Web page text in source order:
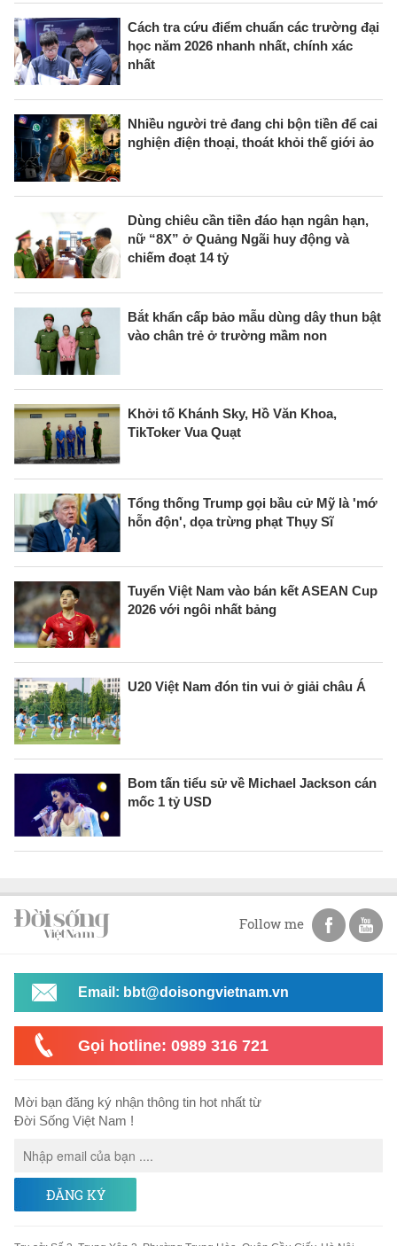
Cách tra cứu điểm chuẩn các trường đại
học năm 2026 nhanh nhất, chính xác
nhất
Nhiều người trẻ đang chi bộn tiền để cai
nghiện điện thoại, thoát khỏi thế giới ảo
Dùng chiêu cần tiền đáo hạn ngân hạn,
nữ “8X” ở Quảng Ngãi huy động và
chiếm đoạt 14 tỷ
Bắt khẩn cấp bảo mẫu dùng dây thun bật
vào chân trẻ ở trường mầm non
Khởi tố Khánh Sky, Hồ Văn Khoa,
TikToker Vua Quạt
Tổng thống Trump gọi bầu cử Mỹ là 'mớ
hỗn độn', dọa trừng phạt Thụy Sĩ
Tuyển Việt Nam vào bán kết ASEAN Cup
2026 với ngôi nhất bảng
U20 Việt Nam đón tin vui ở giải châu Á
Bom tấn tiểu sử về Michael Jackson cán
mốc 1 tỷ USD
Follow me
Email: bbt@doisongvietnam.vn
Gọi hotline: 0989 316 721
Mời bạn đăng ký nhận thông tin hot nhất từ
Đời Sống Việt Nam !
ĐĂNG KÝ